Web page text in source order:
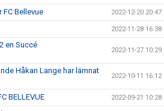
Bellevue 2022-12-20 20:47
2022-11-28 16:38
en Succé
2022-11-27 10:29
Håkan Lange har lämnat
2022-10-11 16:12
BELLEVUE 2022-09-21 10:28